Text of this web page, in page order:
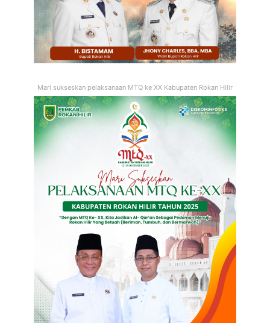
Mari sukseskan pelaksanaan MTQ ke XX Kabupaten Rokan Hilir